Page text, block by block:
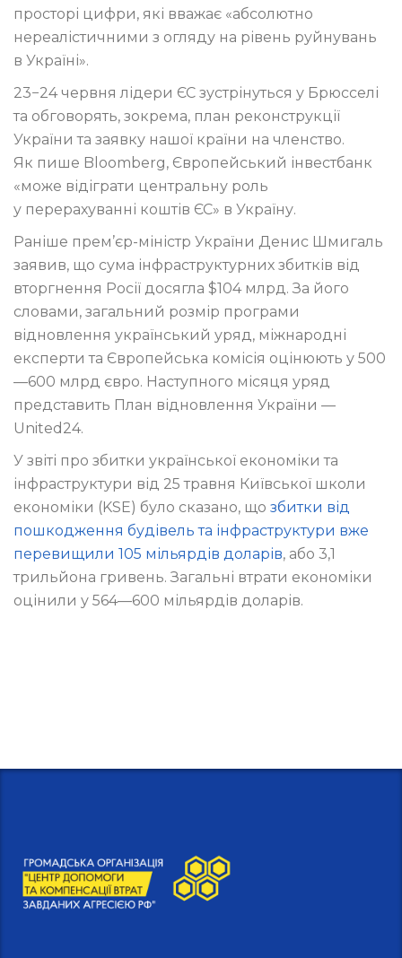
просторі цифри, які вважає «абсолютно
нереалістичними з огляду на рівень руйнувань
в Україні».
23−24 червня лідери ЄС зустрінуться у Брюсселі
та обговорять, зокрема, план реконструкції
України та заявку нашої країни на членство.
Як пише Bloomberg, Європейський інвестбанк
«може відіграти центральну роль
у перерахуванні коштів ЄС» в Україну.
Раніше прем’єр-міністр України Денис Шмигаль
заявив, що сума інфраструктурних збитків від
вторгнення Росії досягла $104 млрд. За його
словами, загальний розмір програми
відновлення український уряд, міжнародні
експерти та Європейська комісія оцінюють у 500
—600 млрд євро. Наступного місяця уряд
представить План відновлення України —
United24.
У звіті про збитки української економіки та
інфраструктури від 25 травня Київської школи
економіки (KSE) було сказано, що збитки від
пошкодження будівель та інфраструктури вже
перевищили 105 мільярдів доларів, або 3,1
трильйона гривень. Загальні втрати економіки
оцінили у 564—600 мільярдів доларів.